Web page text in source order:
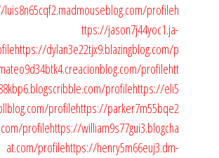
profileh
ttps://jason7j44yoc1.ja-
https://dylan3e22tjx9.blazingblog.com/p
profilehtt
profilehttps://eli5
profilehttps://parker7m55bqe2
profilehttps://william9s77gui3.blogcha
at.com/profilehttps://henry5m66euj3.dm-